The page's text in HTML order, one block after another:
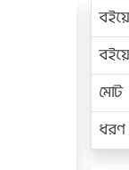
মোট
ধরণ